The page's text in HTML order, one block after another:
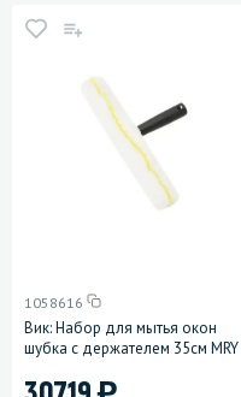
1058616
Вик: Набор для мытья окон
шубка с держателем 35см MRY
)